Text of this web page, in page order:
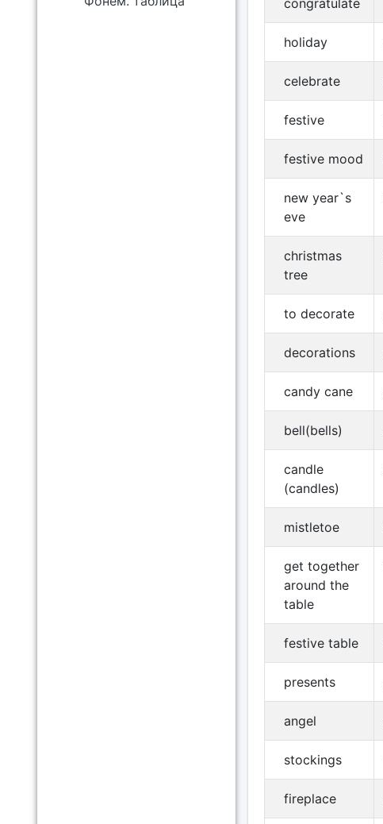
congratulate
holiday
celebrate
festive
festive mood
new year`s
eve
christmas
tree
to decorate
decorations
candy cane
bell(bells)
candle
(candles)
mistletoe
get together
around the
table
festive table
presents
angel
stockings
fireplace